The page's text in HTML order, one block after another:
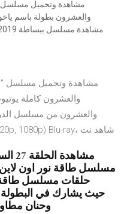
والعشرون بطولة باسم
والعشرون من مسلسل
برابط مباشر وبجودة عالية HDTV (720p, 1080p) Blu-ray، شاهد نت
مسلسل طاقة نور اون لاين
وحنان